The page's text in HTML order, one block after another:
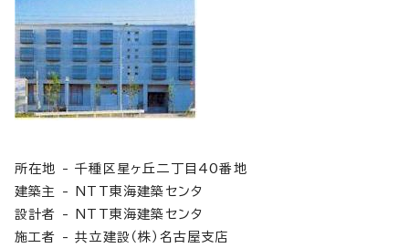
所在地 - 千種区星ヶ丘二丁目40番地
建築主 - NTT東海建築センタ
設計者 - NTT東海建築センタ
施工者 - 共立建設（株）名古屋支店